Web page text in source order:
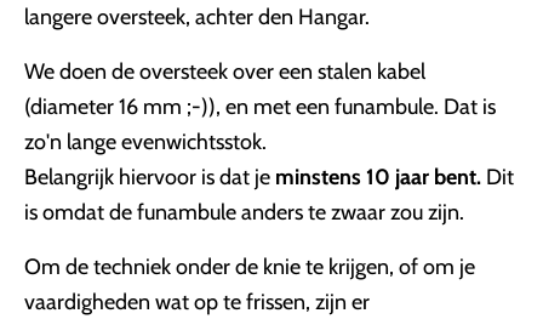
langere oversteek, achter den Hangar.
We doen de oversteek over een stalen kabel
(diameter 16 mm ;-)), en met een funambule. Dat is
zo'n lange evenwichtsstok.
Belangrijk hiervoor is dat je minstens 10 jaar bent. Dit
is omdat de funambule anders te zwaar zou zijn.
Om de techniek onder de knie te krijgen, of om je
vaardigheden wat op te frissen, zijn er